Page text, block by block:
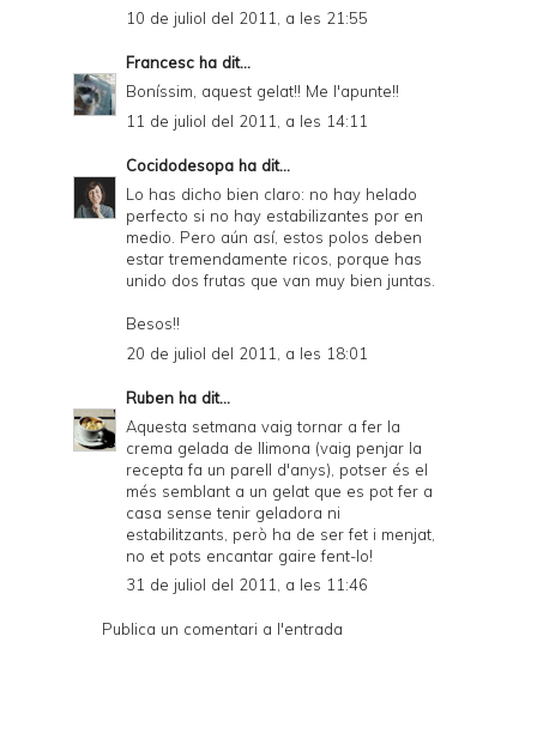
10 de juliol del 2011, a les 21:55
Francesc ha dit...
Boníssim, aquest gelat!! Me l'apunte!!
11 de juliol del 2011, a les 14:11
Cocidodesopa ha dit...
Lo has dicho bien claro: no hay helado
perfecto si no hay estabilizantes por en
medio. Pero aún así, estos polos deben
estar tremendamente ricos, porque has
unido dos frutas que van muy bien juntas.
Besos!!
20 de juliol del 2011, a les 18:01
Ruben ha dit...
Aquesta setmana vaig tornar a fer la
crema gelada de llimona (vaig penjar la
recepta fa un parell d'anys), potser és el
més semblant a un gelat que es pot fer a
casa sense tenir geladora ni
estabilitzants, però ha de ser fet i menjat,
no et pots encantar gaire fent-lo!
31 de juliol del 2011, a les 11:46
Publica un comentari a l'entrada